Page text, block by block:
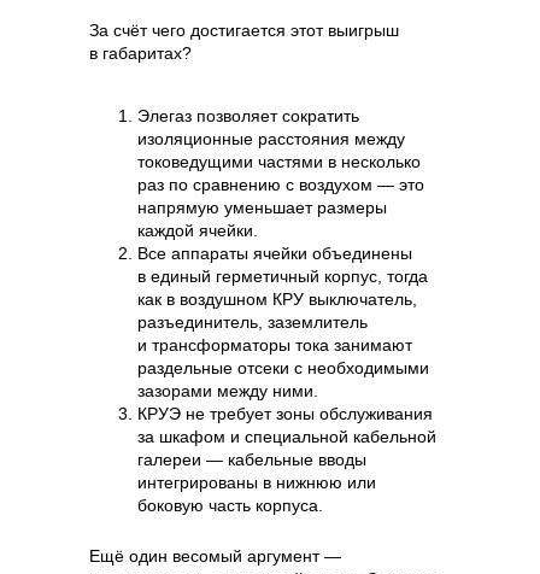
За счёт чего достигается этот выигрыш
в габаритах?
Элегаз позволяет сократить
изоляционные расстояния между
токоведущими частями в несколько
раз по сравнению с воздухом — это
напрямую уменьшает размеры
каждой ячейки.
Все аппараты ячейки объединены
в единый герметичный корпус, тогда
как в воздушном КРУ выключатель,
разъединитель, заземлитель
и трансформаторы тока занимают
раздельные отсеки с необходимыми
зазорами между ними.
КРУЭ не требует зоны обслуживания
за шкафом и специальной кабельной
галереи — кабельные вводы
интегрированы в нижнюю или
боковую часть корпуса.
Ещё один весомый аргумент —